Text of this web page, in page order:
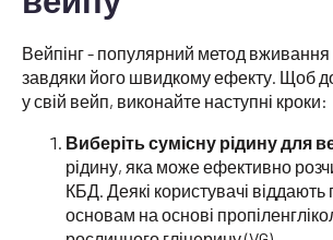
Вейпінг - популярний метод вживання
завдяки його швидкому ефекту. Щоб
у свій вейп, виконайте наступні кроки:
Виберіть сумісну рідину для
рідину, яка може ефективно
КБД. Деякі користувачі віддають
основам на основі